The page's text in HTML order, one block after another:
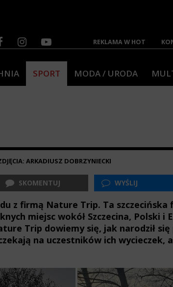
REKLAMA W HOT
SPORT MODA / URODA
ARKADIUSZ DOBRZYNIECKI
SKOMENTUJ WYŚLIJ
z firmą Nature Trip. Ta
miejsc wokół Szczecina, Polski
Trip dowiemy się, jak narodził
na uczestników ich wycieczek,